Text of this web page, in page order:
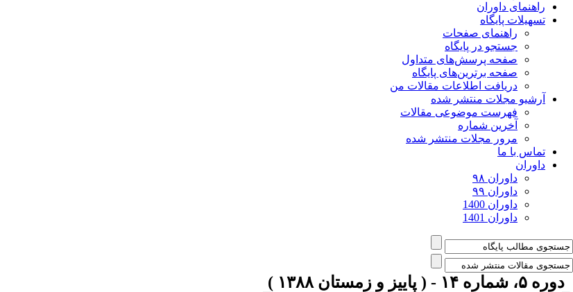
راهنمای داوران
تسهیلات پایگاه
راهنمای صفحات
جستجو در پایگاه
صفحه پرسش‌های متداول
صفحه برترین‌های پایگاه
دریافت اطلاعات مقالات من
آرشیو مجلات منتشر شده
فهرست موضوعی مقالات
آخرین شماره
مرور مجلات منتشر شده
تماس با ما
داوران
داوران ۹۸
داوران ۹۹
داوران 1400
داوران 1401
دوره ۵، شماره ۱۴ - ( پاییز و زمستان ۱۳۸۸ )